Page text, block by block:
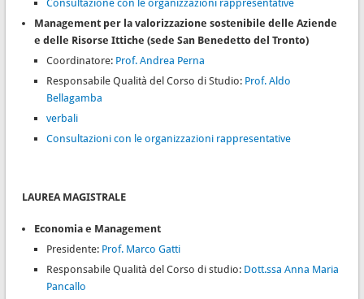
Consultazione con le organizzazioni rappresentative
Management per la valorizzazione sostenibile delle Aziende
e delle Risorse Ittiche (sede San Benedetto del Tronto)
Coordinatore: Prof. Andrea Perna
Responsabile Qualità del Corso di Studio: Prof. Aldo
Bellagamba
verbali
Consultazioni con le organizzazioni rappresentative
LAUREA MAGISTRALE
Economia e Management
Presidente: Prof. Marco Gatti
Responsabile Qualità del Corso di studio: Dott.ssa Anna Maria
Pancallo